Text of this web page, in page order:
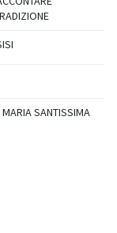
MARIA SANTISSIMA